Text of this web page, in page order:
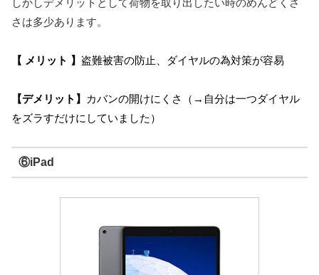
しかしデメリットとして荷物を取り出したい時のめんどくさ
さは多少あります。
【 メリット 】 盗難被害の防止、ダイヤルの為対策が容易
【デメリット】
カバンの開けにくさ（→自分は一つダイヤル
をズラすだけにしていました ）
⑥iPad